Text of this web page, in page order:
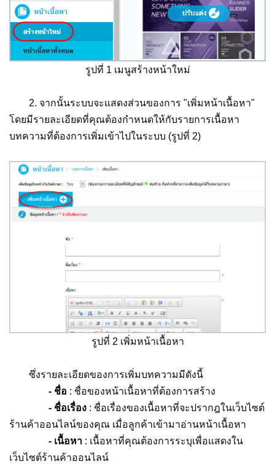
รูปที่ 1 เมนูสร้างหน้าใหม่
2. จากนั้นระบบจะแสดงส่วนของการ "เพิ่มหน้าเนื้อหา"
โดยมีรายละเอียดที่คุณต้องกำหนดให้กับรายการเนื้อหา
บทความที่ต้องการเพิ่มเข้าไปในระบบ (รูปที่ 2)
รูปที่ 2 เพิ่มหน้าเนื้อหา
ซึ่งรายละเอียดของการเพิ่มบทความมีดังนี้
- ชื่อ : ชื่อของหน้าเนื้อหาที่ต้องการสร้าง
- ชื่อเรื่อง : ชื่อเรื่องของเนื้อหาที่จะปรากฎในเว็บไซต์
ร้านค้าออนไลน์ของคุณ เมื่อลูกค้าเข้ามาอ่านหน้าเนื้อหา
- เนื้อหา : เนื้อหาที่คุณต้องการระบุเพื่อแสดงใน
เว็บไซต์ร้านค้าออนไลน์